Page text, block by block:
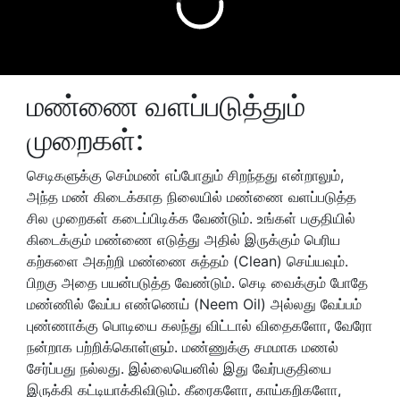
மண்ணை வளப்படுத்தும்
முறைகள்:
செடிகளுக்கு செம்மண் எப்போதும் சிறந்தது என்றாலும்,
அந்த மண் கிடைக்காத நிலையில் மண்ணை வளப்படுத்த
சில முறைகள் கடைப்பிடிக்க வேண்டும். உங்கள் பகுதியில்
கிடைக்கும் மண்ணை எடுத்து அதில் இருக்கும் பெரிய
கற்களை அகற்றி மண்ணை சுத்தம் (Clean) செய்யவும்.
பிறகு அதை பயன்படுத்த வேண்டும். செடி வைக்கும் போதே
மண்ணில் வேப்ப எண்ணெய் (Neem Oil) அல்லது வேப்பம்
புண்ணாக்கு பொடியை கலந்து விட்டால் விதைகளோ, வேரோ
நன்றாக பற்றிக்கொள்ளும். மண்ணுக்கு சமமாக மணல்
சேர்ப்பது நல்லது. இல்லையெனில் இது வேர்பகுதியை
இருக்கி கட்டியாக்கிவிடும். கீரைகளோ, காய்கறிகளோ,